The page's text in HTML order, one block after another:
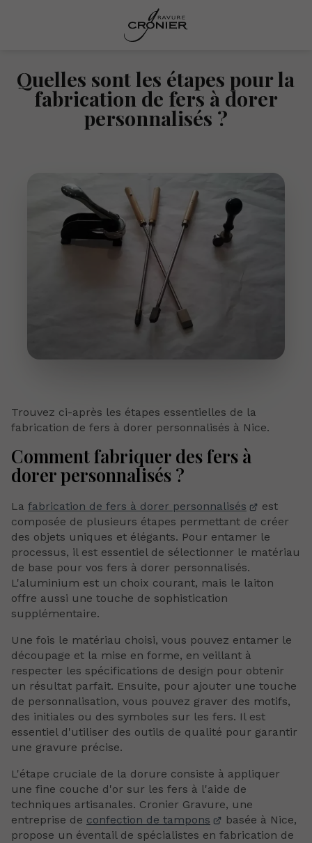
Quelles sont les étapes pour la
fabrication de fers à dorer
personnalisés ?
Trouvez ci-après les étapes essentielles de la
fabrication de fers à dorer personnalisés à Nice.
Comment fabriquer des fers à
dorer personnalisés ?
La fabrication de fers à dorer personnalisés
est
composée de plusieurs étapes permettant de créer
des objets uniques et élégants. Pour entamer le
processus, il est essentiel de sélectionner le matériau
de base pour vos fers à dorer personnalisés.
L'aluminium est un choix courant, mais le laiton
offre aussi une touche de sophistication
supplémentaire.
Une fois le matériau choisi, vous pouvez entamer le
découpage et la mise en forme, en veillant à
respecter les spécifications de design pour obtenir
un résultat parfait. Ensuite, pour ajouter une touche
de personnalisation, vous pouvez graver des motifs,
des initiales ou des symboles sur les fers. Il est
essentiel d'utiliser des outils de qualité pour garantir
une gravure précise.
L'étape cruciale de la dorure consiste à appliquer
une fine couche d'or sur les fers à l'aide de
techniques artisanales. Cronier Gravure, une
entreprise de confection de tampons
basée à Nice,
propose un éventail de spécialistes en fabrication de